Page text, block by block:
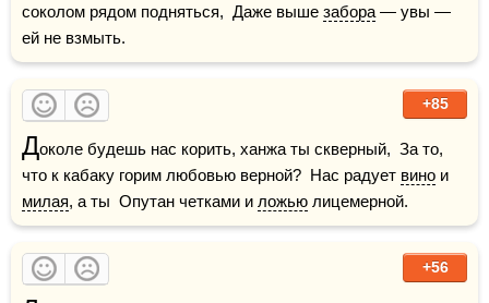
соколом рядом подняться,  Даже выше забора — увы —
ей не взмыть.
+85
Доколе будешь нас корить, ханжа ты скверный,  За то,
что к кабаку горим любовью верной?  Нас радует вино
милая, а ты  Опутан четками и ложью лицемерной.
+56